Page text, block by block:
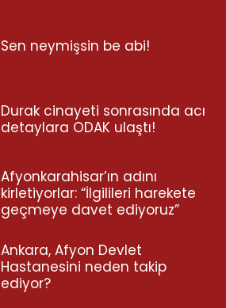
Sen neymişsin be abi!
Durak cinayeti sonrasında acı
detaylara ODAK ulaştı!
Afyonkarahisar’ın adını
kirletiyorlar: “İlgilileri harekete
geçmeye davet ediyoruz”
Ankara, Afyon Devlet
Hastanesini neden takip
ediyor?